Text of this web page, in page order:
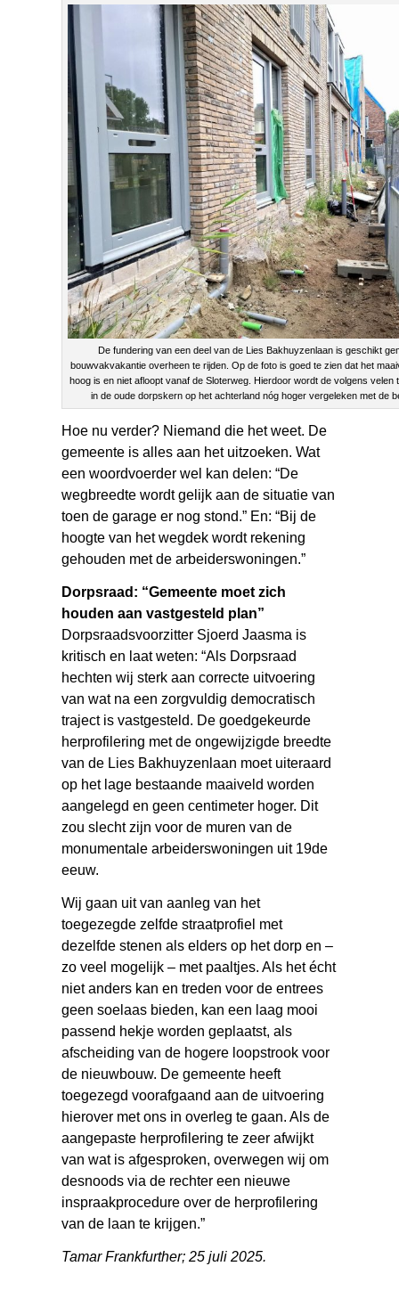
De fundering van een deel van de Lies Bakhuyzenlaan is geschikt
bouwvakvakantie overheen te rijden. Op de foto is goed te zien dat het
hoog is en niet afloopt vanaf de Sloterweg. Hierdoor wordt de volgens velen
in de oude dorpskern op het achterland nóg hoger vergeleken met de
Hoe nu verder? Niemand die het weet. De
gemeente is alles aan het uitzoeken. Wat
een woordvoerder wel kan delen: “De
wegbreedte wordt gelijk aan de situatie van
toen de garage er nog stond.” En: “Bij de
hoogte van het wegdek wordt rekening
gehouden met de arbeiderswoningen.”
Dorpsraad: “Gemeente moet zich
houden aan vastgesteld plan”
Dorpsraadsvoorzitter Sjoerd Jaasma is
kritisch en laat weten: “Als Dorpsraad
hechten wij sterk aan correcte uitvoering
van wat na een zorgvuldig democratisch
traject is vastgesteld. De goedgekeurde
herprofilering met de ongewijzigde breedte
van de Lies Bakhuyzenlaan moet uiteraard
op het lage bestaande maaiveld worden
aangelegd en geen centimeter hoger. Dit
zou slecht zijn voor de muren van de
monumentale arbeiderswoningen uit 19de
eeuw.
Wij gaan uit van aanleg van het
toegezegde zelfde straatprofiel met
dezelfde stenen als elders op het dorp en –
zo veel mogelijk – met paaltjes. Als het écht
niet anders kan en treden voor de entrees
geen soelaas bieden, kan een laag mooi
passend hekje worden geplaatst, als
afscheiding van de hogere loopstrook voor
de nieuwbouw. De gemeente heeft
toegezegd voorafgaand aan de uitvoering
hierover met ons in overleg te gaan. Als de
aangepaste herprofilering te zeer afwijkt
van wat is afgesproken, overwegen wij om
desnoods via de rechter een nieuwe
inspraakprocedure over de herprofilering
van de laan te krijgen.”
Tamar Frankfurther; 25 juli 2025.